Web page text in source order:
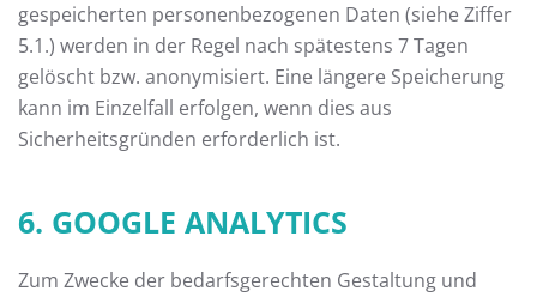
gespeicherten personenbezogenen Daten (siehe Ziffer
5.1.) werden in der Regel nach spätestens 7 Tagen
gelöscht bzw. anonymisiert. Eine längere Speicherung
kann im Einzelfall erfolgen, wenn dies aus
Sicherheitsgründen erforderlich ist.
6. GOOGLE ANALYTICS
Zum Zwecke der bedarfsgerechten Gestaltung und